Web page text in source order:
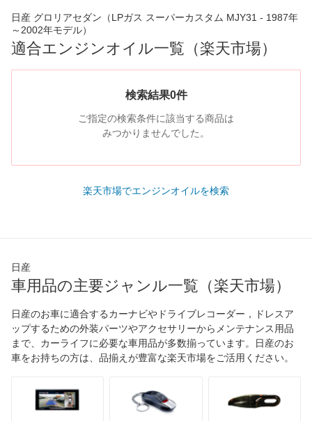
日産 グロリアセダン（LPガス スーパーカスタム MJY31 - 1987年
～2002年モデル）
適合エンジンオイル一覧（楽天市場）
検索結果0件
ご指定の検索条件に該当する商品は
みつかりませんでした。
楽天市場でエンジンオイルを検索
日産
車用品の主要ジャンル一覧（楽天市場）
日産のお車に適合するカーナビやドライブレコーダー，ドレスア
ップするための外装パーツやアクセサリーからメンテナンス用品
まで、カーライフに必要な車用品が多数揃っています。日産のお
車をお持ちの方は、品揃えが豊富な楽天市場をご活用ください。